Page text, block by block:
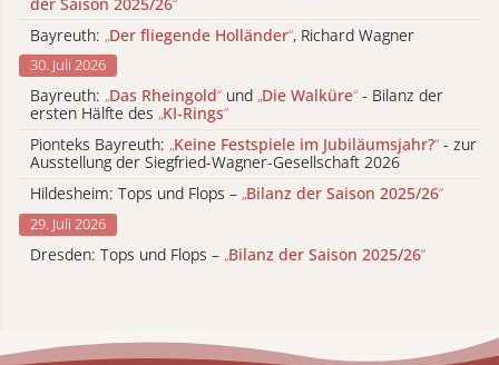
Bayreuth: „Der fliegende Holländer“, Richard Wagner
30. Juli 2026
Bayreuth: „Das Rheingold“ und „Die Walküre“ - Bilanz der
ersten Hälfte des „KI-Rings“
Pionteks Bayreuth: „Keine Festspiele im Jubiläumsjahr?“ - zur
Ausstellung der Siegfried-Wagner-Gesellschaft 2026
Hildesheim: Tops und Flops – „Bilanz der Saison 2025/26“
29. Juli 2026
Dresden: Tops und Flops – „Bilanz der Saison 2025/26“